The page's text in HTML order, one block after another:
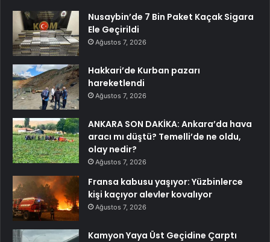
Nusaybin’de 7 Bin Paket Kaçak Sigara
Ele Geçirildi
Ağustos 7, 2026
Hakkari’de Kurban pazarı
hareketlendi
Ağustos 7, 2026
ANKARA SON DAKİKA: Ankara’da hava
aracı mı düştü? Temelli’de ne oldu,
olay nedir?
Ağustos 7, 2026
Fransa kabusu yaşıyor: Yüzbinlerce
kişi kaçıyor alevler kovalıyor
Ağustos 7, 2026
Kamyon Yaya Üst Geçidine Çarptı